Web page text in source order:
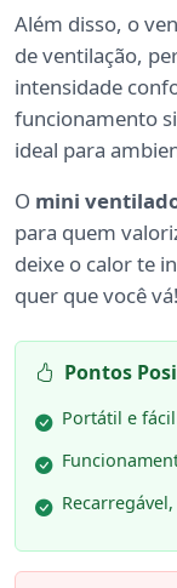
Além disso, o
de ventilação,
intensidade
funcionamento
ideal para
O mini
para quem
deixe o calor te
quer que você vá!
Pontos
Portátil e